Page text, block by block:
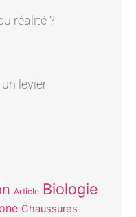
réalité ?
levier
Article Biologie
Chaussures